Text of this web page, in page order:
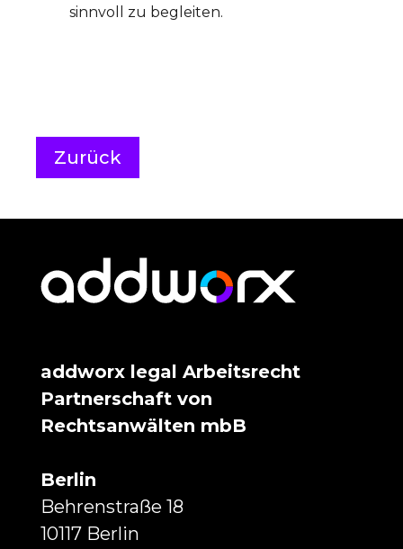
sinnvoll zu begleiten.
Zurück
addworx legal Arbeitsrecht
Partnerschaft von
Rechtsanwälten mbB
Berlin
Behrenstraße 18
10117 Berlin